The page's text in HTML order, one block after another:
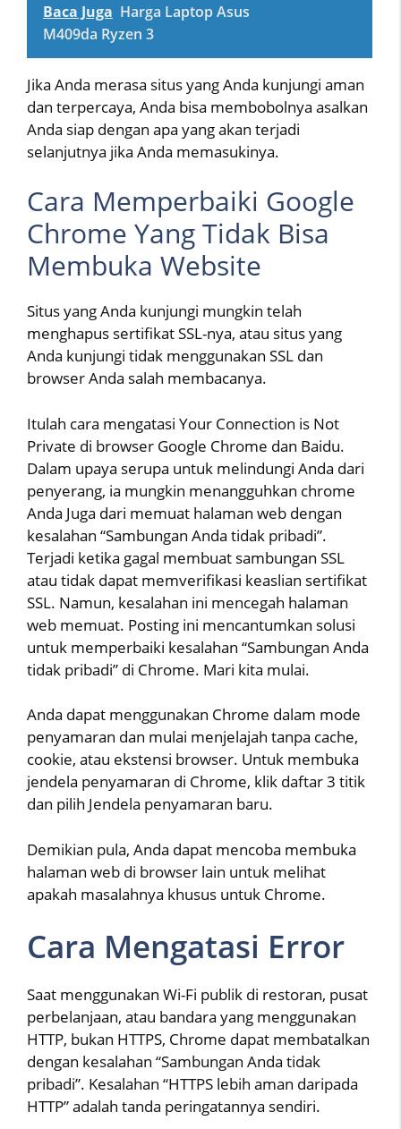
Baca Juga Harga Laptop Asus
M409da Ryzen 3
Jika Anda merasa situs yang Anda kunjungi aman
dan terpercaya, Anda bisa membobolnya asalkan
Anda siap dengan apa yang akan terjadi
selanjutnya jika Anda memasukinya.
Cara Memperbaiki Google
Chrome Yang Tidak Bisa
Membuka Website
Situs yang Anda kunjungi mungkin telah
menghapus sertifikat SSL-nya, atau situs yang
Anda kunjungi tidak menggunakan SSL dan
browser Anda salah membacanya.
Itulah cara mengatasi Your Connection is Not
Private di browser Google Chrome dan Baidu.
Dalam upaya serupa untuk melindungi Anda dari
penyerang, ia mungkin menangguhkan chrome
Anda Juga dari memuat halaman web dengan
kesalahan “Sambungan Anda tidak pribadi”.
Terjadi ketika gagal membuat sambungan SSL
atau tidak dapat memverifikasi keaslian sertifikat
SSL. Namun, kesalahan ini mencegah halaman
web memuat. Posting ini mencantumkan solusi
untuk memperbaiki kesalahan “Sambungan Anda
tidak pribadi” di Chrome. Mari kita mulai.
Anda dapat menggunakan Chrome dalam mode
penyamaran dan mulai menjelajah tanpa cache,
cookie, atau ekstensi browser. Untuk membuka
jendela penyamaran di Chrome, klik daftar 3 titik
dan pilih Jendela penyamaran baru.
Demikian pula, Anda dapat mencoba membuka
halaman web di browser lain untuk melihat
apakah masalahnya khusus untuk Chrome.
Cara Mengatasi Error
Saat menggunakan Wi-Fi publik di restoran, pusat
perbelanjaan, atau bandara yang menggunakan
HTTP, bukan HTTPS, Chrome dapat membatalkan
dengan kesalahan “Sambungan Anda tidak
pribadi”. Kesalahan “HTTPS lebih aman daripada
HTTP” adalah tanda peringatannya sendiri.